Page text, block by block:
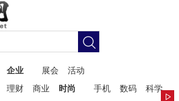
企业 展会
活动
理财 商业 时尚 手机 数码
科学